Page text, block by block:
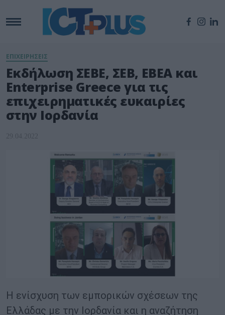
ΕΠΙΧΕΙΡΗΣΕΙΣ
Εκδήλωση ΣΕΒΕ, ΣΕΒ, ΕΒΕΑ και
Enterprise Greece για τις
επιχειρηματικές ευκαιρίες
στην Ιορδανία
29.04.2022
H ενίσχυση των εμπορικών σχέσεων της
Ελλάδας με την Ιορδανία και η αναζήτηση